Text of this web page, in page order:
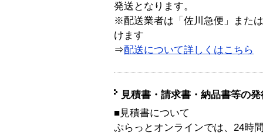
発送となります。
※配送業者は「佐川急便」また
けます
⇒配送について詳しくはこちら
見積書・請求書・納品書等の
■見積書について
ぷらっとオンラインでは、24時